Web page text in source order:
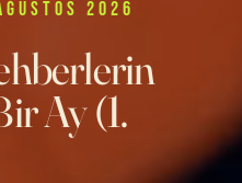
2026
Ay (1.